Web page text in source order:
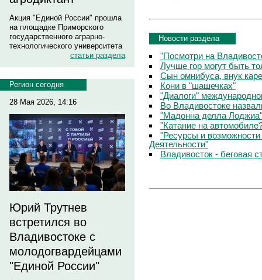
Акция "Единой России" прошла
на площадке Приморского
государственного аграрно-
технологического университета
статьи раздела
Регион сегодня
28 Мая 2026, 14:16
Юрий Трутнев
встретился во
Владивостоке с
молодогвардейцами
"Единой России"
Новости раздела
"Посмотри на
Лучше гор могут быть
Сын омнибуса, внук
Кони в "шашечках"
"Диалоги"
Во Владивостоке
"Мадонна делла
"Катание на
"Ресурсы и
Деятельности"
Владивосток - беговая